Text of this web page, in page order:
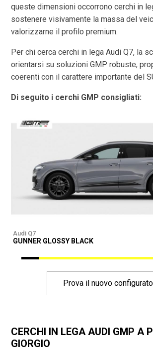
queste dimensioni occorrono cerchi in
sostenere visivamente la massa del
valorizzarne il profilo premium.
Per chi cerca cerchi in lega Audi Q7, la
orientarsi su soluzioni GMP robuste,
coerenti con il carattere importante del
Di seguito i cerchi GMP consigliati:
Audi Q7
GUNNER GLOSSY BLACK
Prova il nuovo
CERCHI IN LEGA AUDI GMP A
GIORGIO